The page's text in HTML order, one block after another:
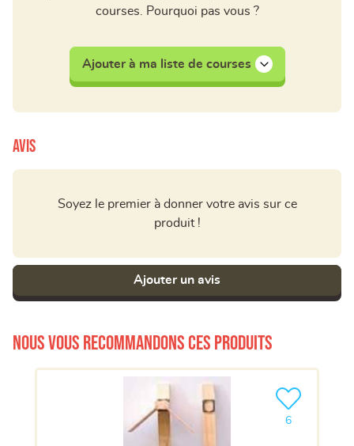
courses. Pourquoi pas vous ?
Ajouter à ma liste de courses
Avis
Soyez le premier à donner votre avis sur ce
produit !
Ajouter un avis
Nous vous recommandons ces produits
6
Ajouter le